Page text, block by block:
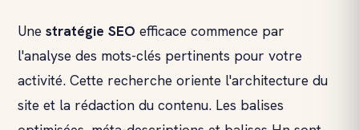
Une stratégie SEO efficace commence par
l'analyse des mots-clés pertinents pour votre
activité. Cette recherche oriente l'architecture du
site et la rédaction du contenu. Les balises